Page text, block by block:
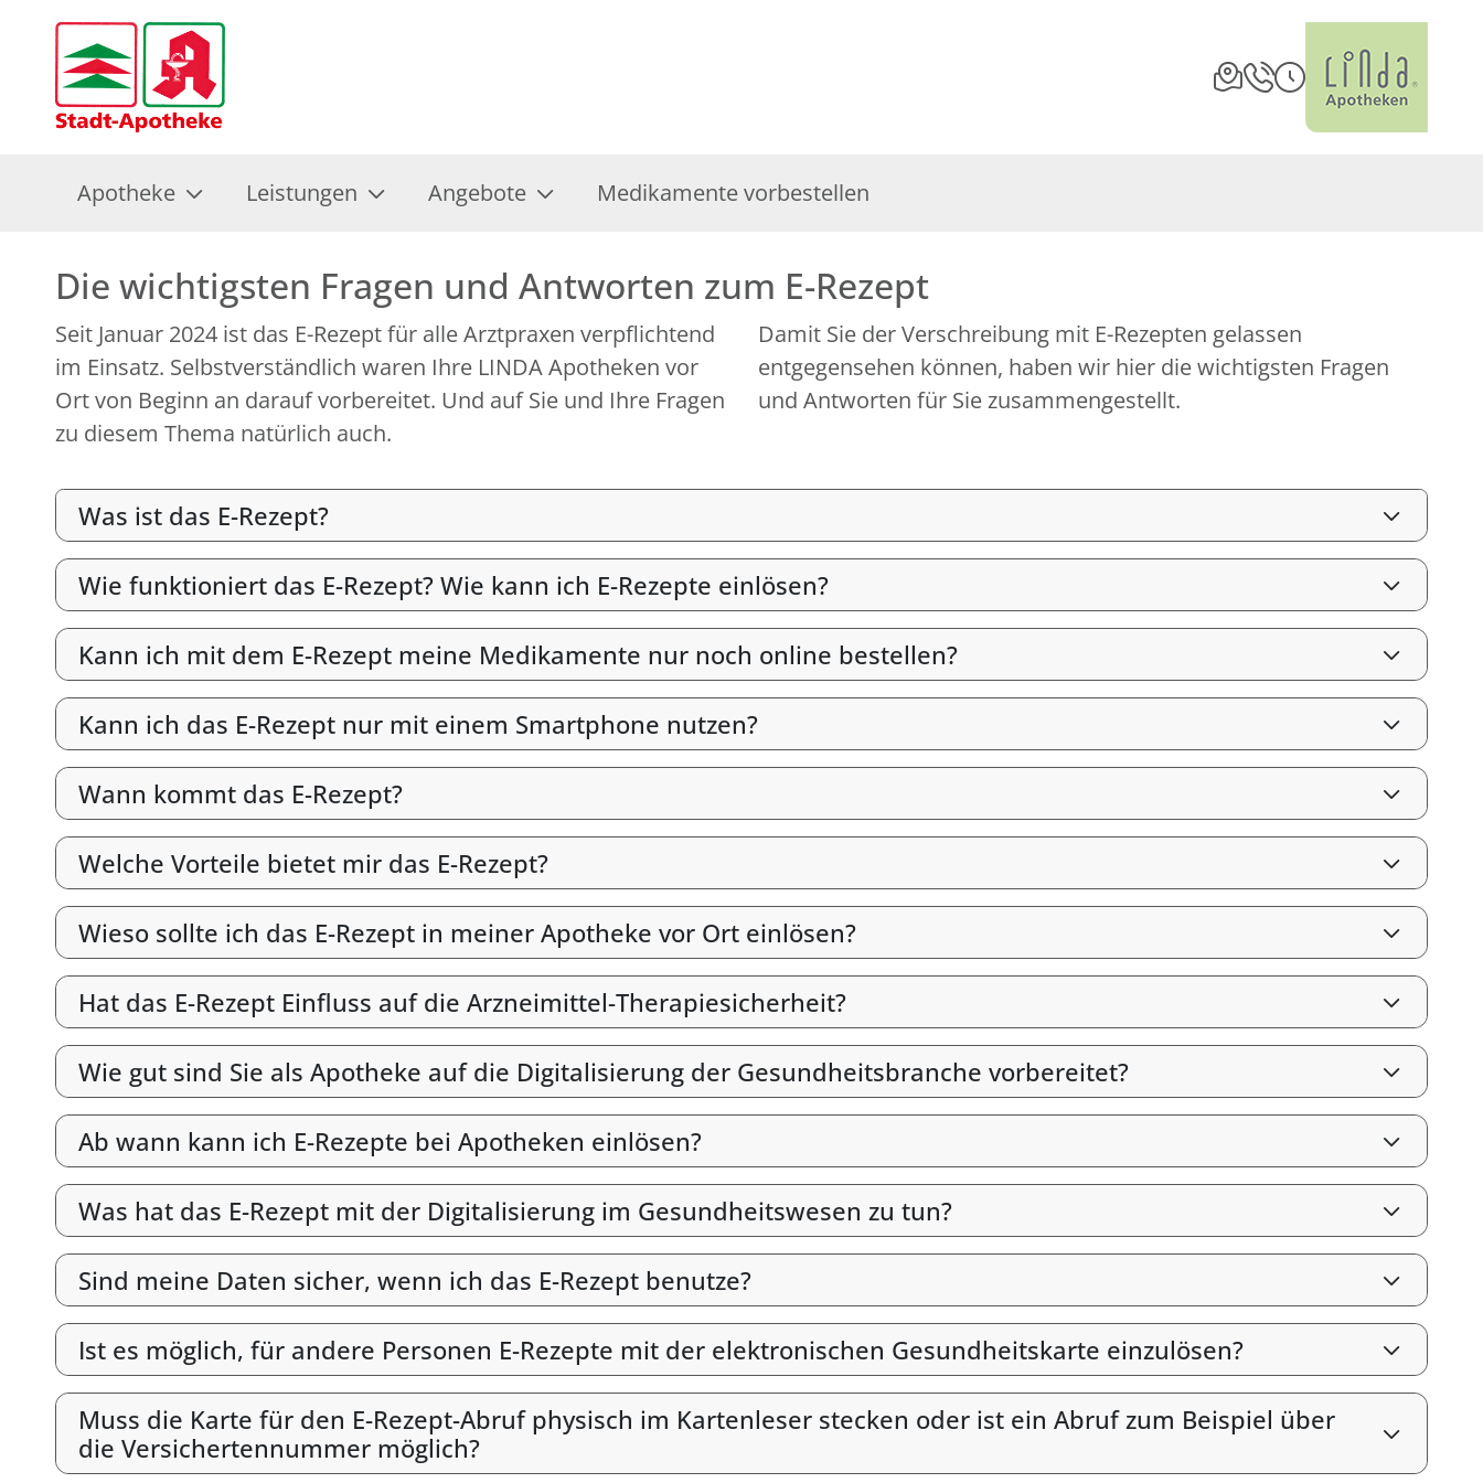
Apotheke Leistungen Angebote Medikamente vorbestellen
Die wichtigsten Fragen und Antworten zum E-Rezept
Seit Januar 2024 ist das E-Rezept für alle Arztpraxen verpflichtend
im Einsatz. Selbstverständlich waren Ihre LINDA Apotheken vor
Ort von Beginn an darauf vorbereitet. Und auf Sie und Ihre Fragen
zu diesem Thema natürlich auch.
Damit Sie der Verschreibung mit E-Rezepten gelassen
entgegensehen können, haben wir hier die wichtigsten Fragen
und Antworten für Sie zusammengestellt.
Was ist das E-Rezept?
Wie funktioniert das E-Rezept? Wie kann ich E-Rezepte einlösen?
Kann ich mit dem E-Rezept meine Medikamente nur noch online bestellen?
Kann ich das E-Rezept nur mit einem Smartphone nutzen?
Wann kommt das E-Rezept?
Welche Vorteile bietet mir das E-Rezept?
Wieso sollte ich das E-Rezept in meiner Apotheke vor Ort einlösen?
Hat das E-Rezept Einfluss auf die Arzneimittel-Therapiesicherheit?
Wie gut sind Sie als Apotheke auf die Digitalisierung der Gesundheitsbranche vorbereitet?
Ab wann kann ich E-Rezepte bei Apotheken einlösen?
Was hat das E-Rezept mit der Digitalisierung im Gesundheitswesen zu tun?
Sind meine Daten sicher, wenn ich das E-Rezept benutze?
Ist es möglich, für andere Personen E-Rezepte mit der elektronischen Gesundheitskarte einzulösen?
Muss die Karte für den E-Rezept-Abruf physisch im Kartenleser stecken oder ist ein Abruf zum Beispiel über
die Versichertennummer möglich?